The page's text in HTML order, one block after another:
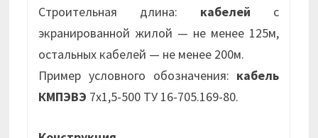
Строительная длина: кабелей с
экранированной жилой — не менее 125м,
остальных кабелей — не менее 200м.
Пример условного обозначения: кабель
КМПЭВЭ 7х1,5-500 ТУ 16-705.169-80.